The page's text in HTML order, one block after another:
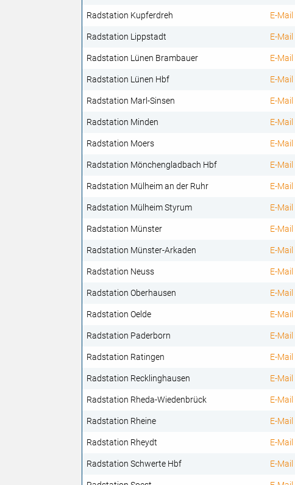
Radstation Kupferdreh E-Mail
Radstation Lippstadt E-Mail
Radstation Lünen Brambauer E-Mail
Radstation Lünen Hbf E-Mail
Radstation Marl-Sinsen E-Mail
Radstation Minden E-Mail
Radstation Moers E-Mail
Radstation Mönchengladbach Hbf E-Mail
Radstation Mülheim an der Ruhr E-Mail
Radstation Mülheim Styrum E-Mail
Radstation Münster E-Mail
Radstation Münster-Arkaden E-Mail
Radstation Neuss E-Mail
Radstation Oberhausen E-Mail
Radstation Oelde E-Mail
Radstation Paderborn E-Mail
Radstation Ratingen E-Mail
Radstation Recklinghausen E-Mail
Radstation Rheda-Wiedenbrück E-Mail
Radstation Rheine E-Mail
Radstation Rheydt E-Mail
Radstation Schwerte Hbf E-Mail